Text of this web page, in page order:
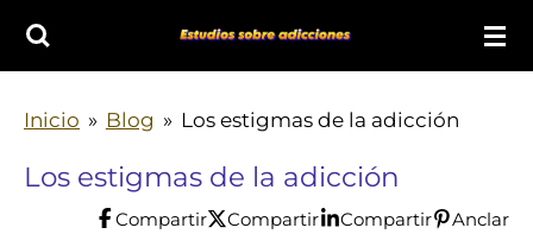
al
Inicio » Blog » Los estigmas de la adicción
Los estigmas de la adicción
Compartir Compartir Compartir Anclar